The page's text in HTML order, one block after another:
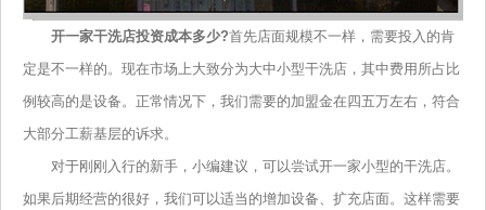
开一家干洗店投资成本多少?首先店面规模不一样，需要投入的肯
定是不一样的。现在市场上大致分为大中小型干洗店，其中费用所占比
例较高的是设备。正常情况下，我们需要的加盟金在四五万左右，符合
大部分工薪基层的诉求。
对于刚刚入行的新手，小编建议，可以尝试开一家小型的干洗店。
如果后期经营的很好，我们可以适当的增加设备、扩充店面。这样需要